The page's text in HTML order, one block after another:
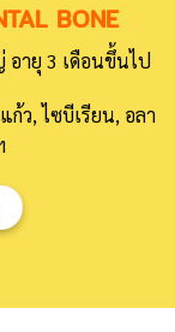
BONE
อายุ 3 เดือนขึ้นไป
ว, ไซบีเรียน, อลา